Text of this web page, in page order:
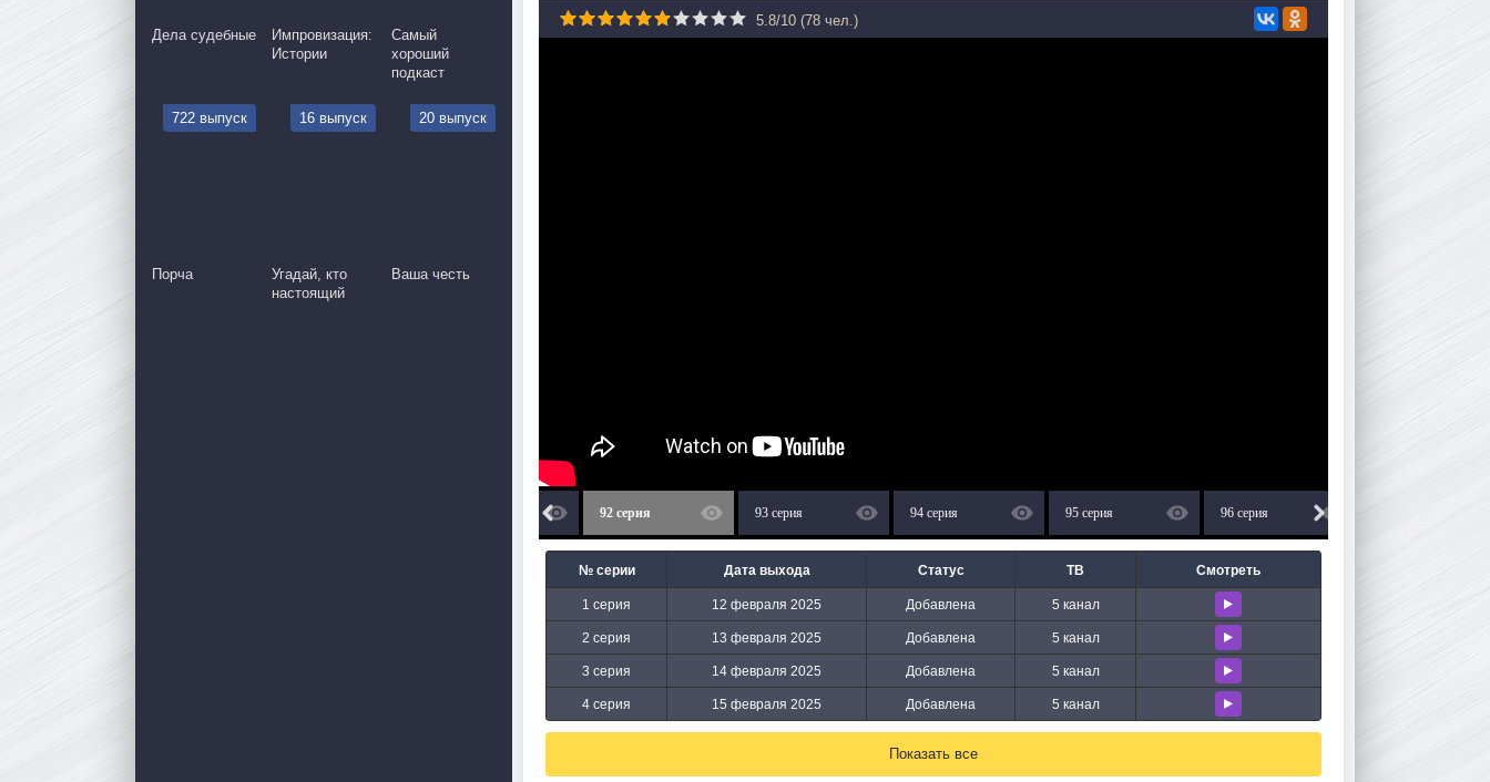
5.8/10 (78 чел.)
92 серия 93 серия 94 серия 95 серия 96 серия
№ серии Дата выхода Статус ТВ Смотреть
1 серия 12 февраля 2025 Добавлена 5 канал
2 серия 13 февраля 2025 Добавлена 5 канал
3 серия 14 февраля 2025 Добавлена 5 канал
4 серия 15 февраля 2025 Добавлена 5 канал
Показать все
Дела судебные
Импровизация:
Истории
Самый
хороший
подкаст
722 выпуск
Порча
16 выпуск
Угадай, кто
настоящий
20 выпуск
Ваша честь